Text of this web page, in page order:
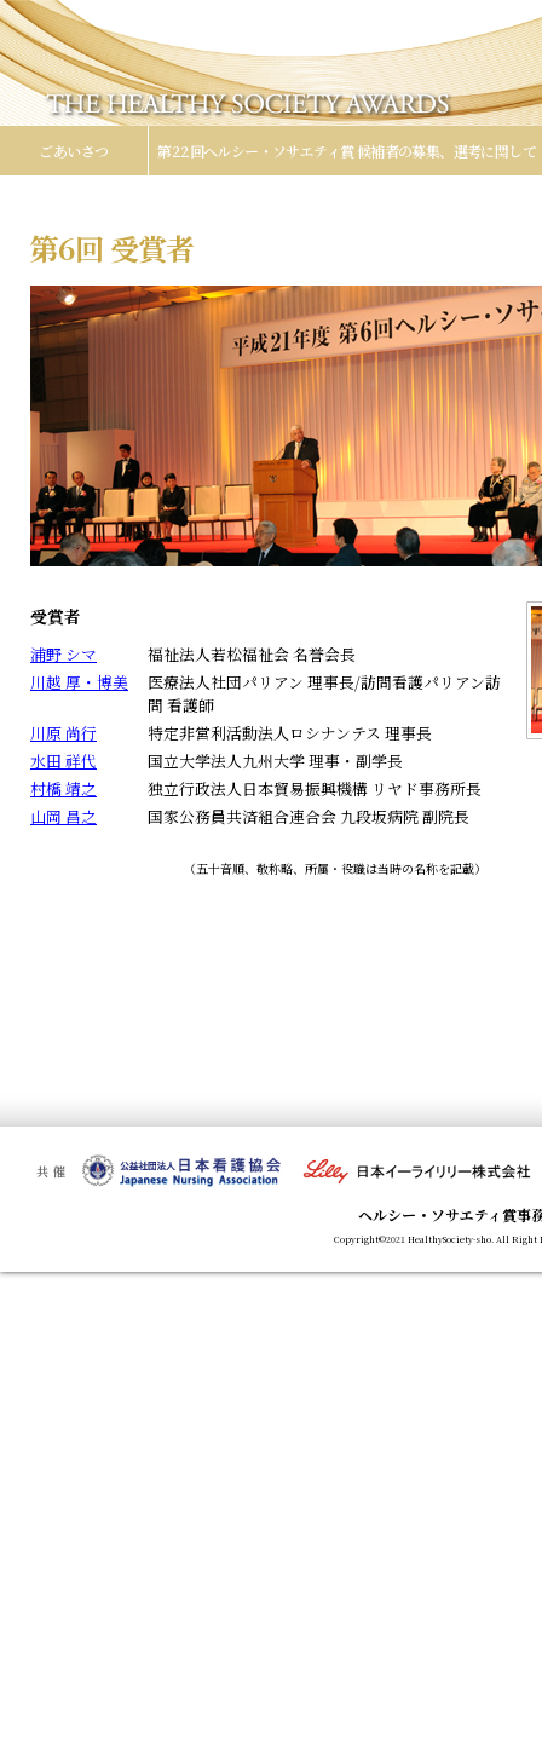
ごあいさつ 第22回ヘルシー・ソサエティ賞 候補者の募集、選考に関して
第6回 受賞者
受賞者
浦野 シマ
福祉法人若松福祉会 名誉会長
川越 厚・博美
医療法人社団パリアン 理事長/訪問看護パリアン訪
問 看護師
川原 尚行
特定非営利活動法人ロシナンテス 理事長
水田 祥代
国立大学法人九州大学 理事・副学長
村橋 靖之
独立行政法人日本貿易振興機構 リヤド事務所長
山岡 昌之
国家公務員共済組合連合会 九段坂病院 副院長
（五十音順、敬称略、所属・役職は当時の名称を記載）
共催
ヘルシー・ソサエティ賞事
Copyright©2021 HealthySociety-sho. All Right